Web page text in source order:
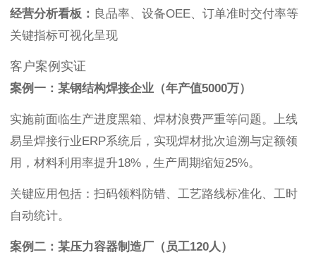
经营分析看板： 良品率、设备OEE、订单准时交付率等
关键指标可视化呈现
客户案例实证
案例一：某钢结构焊接企业（年产值5000万）
实施前面临生产进度黑箱、焊材浪费严重等问题。上线
易呈焊接行业ERP系统后，实现焊材批次追溯与定额领
用，材料利用率提升18%，生产周期缩短25%。
关键应用包括：扫码领料防错、工艺路线标准化、工时
自动统计。
案例二：某压力容器制造厂（员工120人）